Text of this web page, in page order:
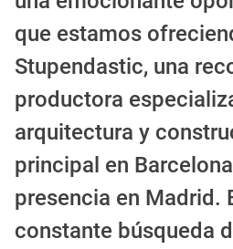
que estamos
Stupendastic, una
productora
arquitectura y
principal en
presencia en Madrid.
constante búsqueda